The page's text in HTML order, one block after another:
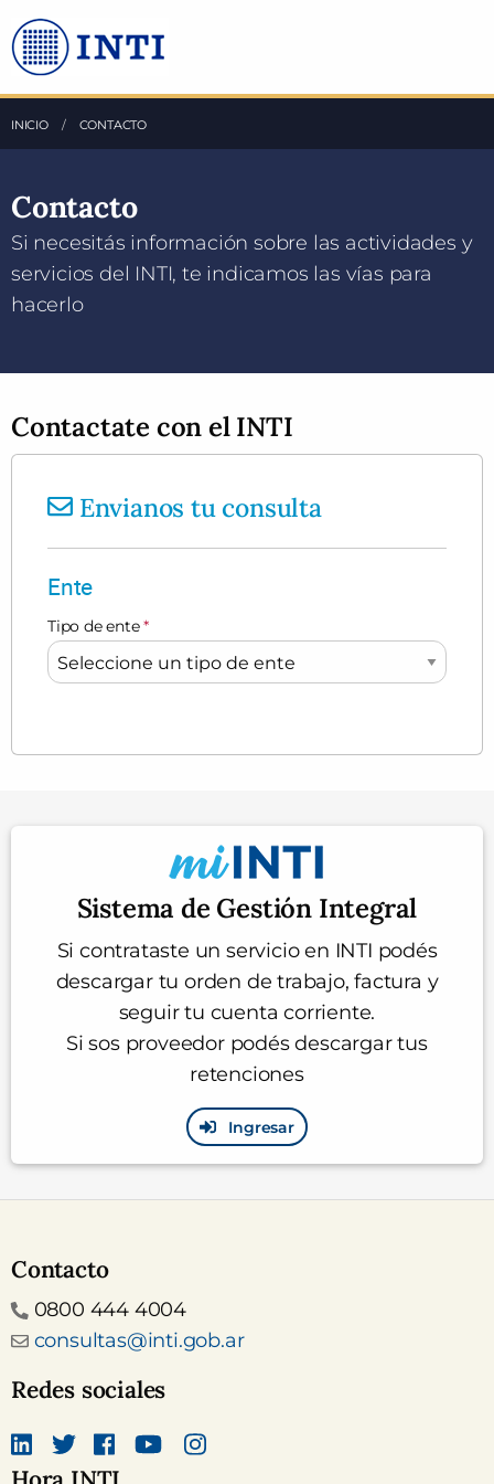
Saltea al Contenido principal
INICIO ACTUAL:
CONTACTO
Contacto
Si necesitás información sobre las actividades y
servicios del INTI, te indicamos las vías para
hacerlo
Contactate con el INTI
Envianos tu consulta
Ente
Tipo de ente*
Sistema de Gestión Integral
Si contrataste un servicio en INTI podés
descargar tu orden de trabajo, factura y
seguir tu cuenta corriente.
Si sos proveedor podés descargar tus
retenciones
Ingresar
Contacto
Teléfono
0800 444 4004
Email
consultas@inti.gob.ar
Redes sociales
Linkedin
TwitterFacebook